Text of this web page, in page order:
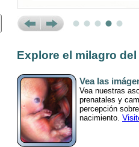
Explore el milagro
Vea las
Vea nuestras
prenatales y
percepción
nacimiento.